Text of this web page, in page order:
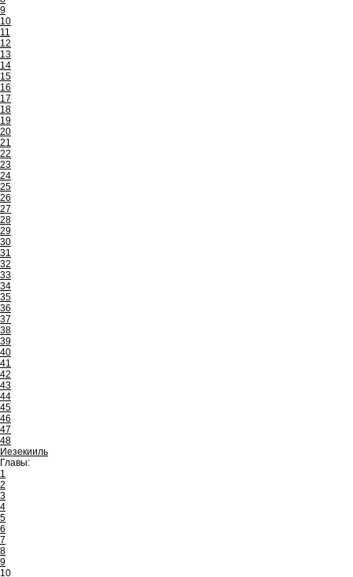
9
10
11
12
13
14
15
16
17
18
19
20
21
22
23
24
25
26
27
28
29
30
31
32
33
34
35
36
37
38
39
40
41
42
43
44
45
46
47
48
Иезекииль
Главы:
1
2
3
4
5
6
7
8
9
10